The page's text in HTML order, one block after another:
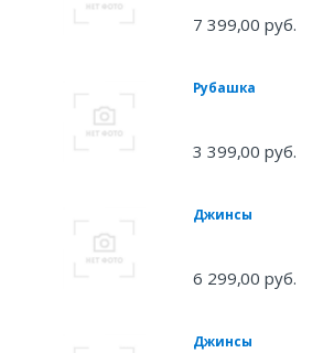
7 399,00 руб.
Рубашка
3 399,00 руб.
Джинсы
6 299,00 руб.
Джинсы